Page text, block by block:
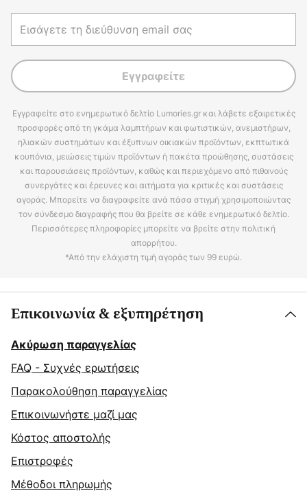
Εγγραφείτε
Εγγραφείτε στο ενημερωτικό δελτίο Lumories.gr και λάβετε εξαιρετικές
προσφορές από τη γκάμα λαμπτήρων και φωτιστικών, ανεμιστήρων,
ηλιακών συστημάτων και έξυπνων οικιακών προϊόντων, εκπτωτικά
κουπόνια, μειώσεις τιμών προϊόντων ή πακέτα προώθησης, συστάσεις
και παρουσιάσεις προϊόντων, καθώς και περιεχόμενο από πιθανούς
συνεργάτες και έρευνες και αιτήματα για κριτικές και συστάσεις
αγοράς. Μπορείτε να διαγραφείτε ανά πάσα στιγμή χρησιμοποιώντας
τον σύνδεσμο διαγραφής που θα βρείτε σε κάθε ενημερωτικό δελτίο.
Περισσότερες πληροφορίες μπορείτε να βρείτε στην πολιτική
απορρήτου.
*Από την ελάχιστη τιμή αγοράς των 99 ευρώ.
Επικοινωνία & εξυπηρέτηση
Ακύρωση παραγγελίας
FAQ - Συχνές ερωτήσεις
Παρακολούθηση παραγγελίας
Επικοινωνήστε μαζί μας
Κόστος αποστολής
Επιστροφές
Μέθοδοι πληρωμής